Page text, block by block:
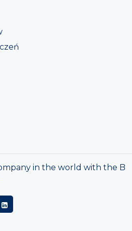
in the world with the B